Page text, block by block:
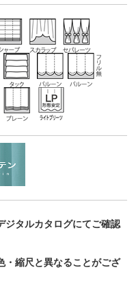
ジタルカタログにてご確認
・縮尺と異なることがござ